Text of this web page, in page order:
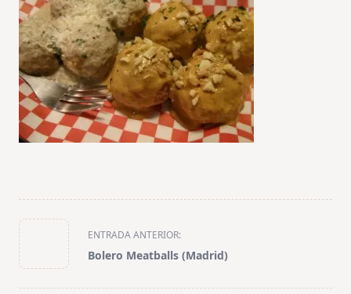
<span
class="nav-
subtitle
screen-
ENTRADA ANTERIOR:
Bolero Meatballs (Madrid)